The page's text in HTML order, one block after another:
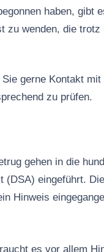
haben, gibt
zu wenden, die
gerne Kontakt
zu prüfen.
gehen in die
eingeführt.
Hinweis
es vor allem